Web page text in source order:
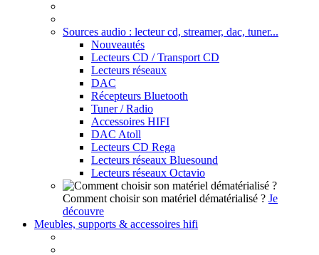
Sources audio : lecteur cd, streamer, dac, tuner...
Nouveautés
Lecteurs CD / Transport CD
Lecteurs réseaux
DAC
Récepteurs Bluetooth
Tuner / Radio
Accessoires HIFI
DAC Atoll
Lecteurs CD Rega
Lecteurs réseaux Bluesound
Lecteurs réseaux Octavio
Comment choisir son matériel dématérialisé ? Je
découvre
Meubles, supports & accessoires hifi